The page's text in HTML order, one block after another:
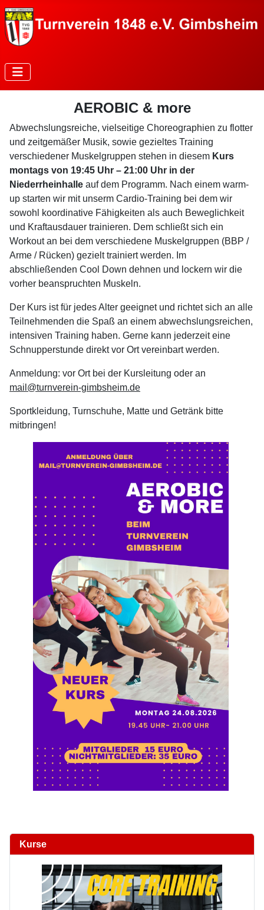
Kurse
AEROBIC & more
Abwechslungsreiche, vielseitige Choreographien zu flotter
und zeitgemäßer Musik, sowie gezieltes Training
verschiedener Muskelgruppen stehen in diesem Kurs
montags von 19:45 Uhr – 21:00 Uhr in der
Niederrheinhalle auf dem Programm. Nach einem warm-
up starten wir mit unserm Cardio-Training bei dem wir
sowohl koordinative Fähigkeiten als auch Beweglichkeit
und Kraftausdauer trainieren. Dem schließt sich ein
Workout an bei dem verschiedene Muskelgruppen (BBP /
Arme / Rücken) gezielt trainiert werden. Im
abschließenden Cool Down dehnen und lockern wir die
vorher beanspruchten Muskeln.
Der Kurs ist für jedes Alter geeignet und richtet sich an alle
Teilnehmenden die Spaß an einem abwechslungsreichen,
intensiven Training haben. Gerne kann jederzeit eine
Schnupperstunde direkt vor Ort vereinbart werden.
Anmeldung: vor Ort bei der Kursleitung oder an
mail@turnverein-gimbsheim.de
Sportkleidung, Turnschuhe, Matte und Getränk bitte
mitbringen!